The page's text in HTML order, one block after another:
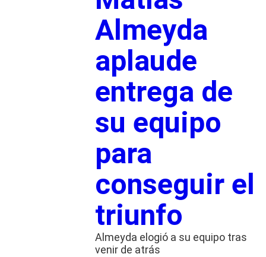
Almeyda
aplaude
entrega de
su equipo
para
conseguir el
triunfo
Almeyda elogió a su equipo tras
venir de atrás